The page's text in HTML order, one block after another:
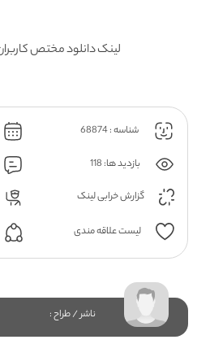
لینک دانلود مختص
شناسه : 68874
بازدید ها: 118
گزارش خرابی لینک
لیست علاقه مندی
ناشر / طراح :